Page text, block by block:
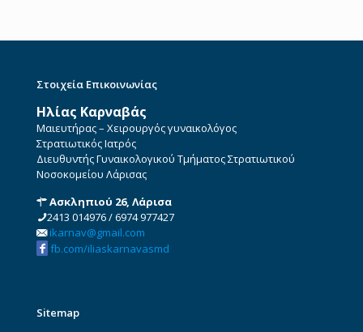
Στοιχεία Επικοινωνίας
Ηλίας Καρναβάς
Μαιευτήρας – Χειρουργός γυναικολόγος
Στρατιωτικός Ιατρός
Διευθυντής Γυναικολογικού Τμήματος Στρατιωτικού
Νοσοκομείου Λάρισας
Ασκληπιού 26, Λάρισα
2413 014976/6974 977427
ikarnav@gmail.com
fb.com/iliaskarnavasmd
Sitemap